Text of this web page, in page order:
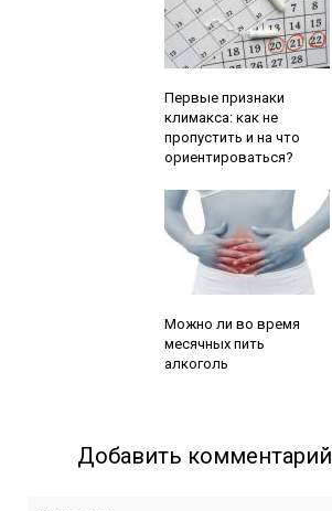
Первые признаки
климакса: как не
пропустить и на что
ориентироваться?
Можно ли во время
месячных пить
алкоголь
Добавить комментарий